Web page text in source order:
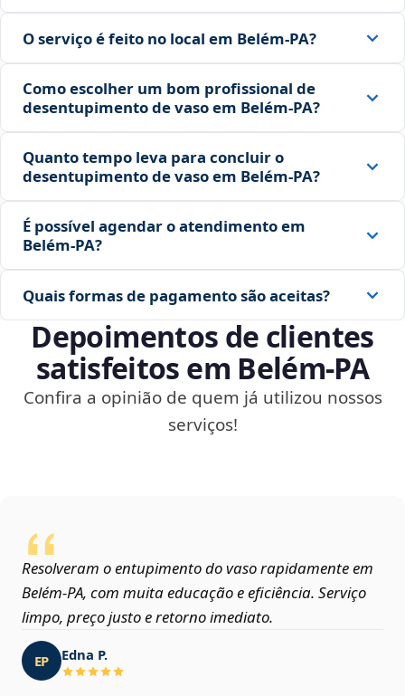
O serviço é feito no local em Belém‑PA?
Como escolher um bom profissional de
desentupimento de vaso em Belém‑PA?
Quanto tempo leva para concluir o
desentupimento de vaso em Belém‑PA?
É possível agendar o atendimento em
Belém‑PA?
Quais formas de pagamento são aceitas?
Depoimentos de clientes
satisfeitos em Belém‑PA
Confira a opinião de quem já utilizou nossos
serviços!
Resolveram o entupimento do vaso rapidamente em
Belém‑PA, com muita educação e eficiência. Serviço
limpo, preço justo e retorno imediato.
EP Edna P.